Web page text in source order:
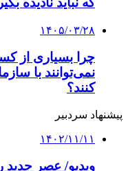
در پی کاهش
بار این
کلیه حقوق متعلق به
دکمه بازگشت به بالا